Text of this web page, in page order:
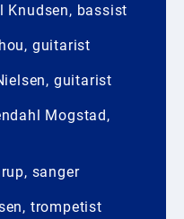
bassist
guitarist
guitarist
Mogstad,
sanger
trompetist